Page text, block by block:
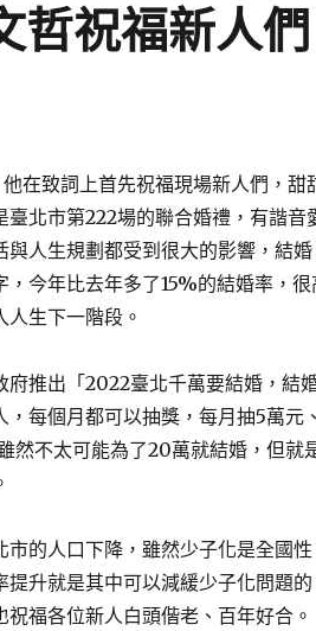
哲祝福新人們
在致詞上首先祝福現場新人們，甜
北市第222場的聯合婚禮，有諧音
人生規劃都受到很大的影響，結婚
今年比去年多了15%的結婚率，很
生下一階段。
推出「2022臺北千萬要結婚，結
每個月都可以抽獎，每月抽5萬元
然不太可能為了20萬就結婚，但就
的人口下降，雖然少子化是全國性
升就是其中可以減緩少子化問題的
福各位新人白頭偕老、百年好合。